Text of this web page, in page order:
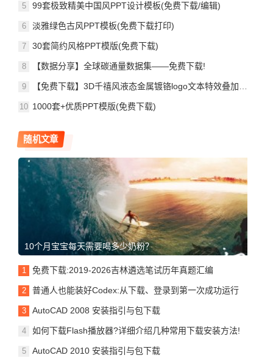
99套极致精美中国风PPT设计模板(免费下载/编辑)
淡雅绿色古风PPT模板(免费下载打印)
30套简约风格PPT模版(免费下载)
【数据分享】全球碳通量数据集——免费下载!
【免费下载】3D千禧风液态金属镀铬logo文本特效叠加PSD样机Y2K Chrome Text & Logo Effect
1000套+优质PPT模版(免费下载)
随机文章
10个月宝宝每天需要喝多少奶粉？
免费下载:2019-2026吉林遴选笔试历年真题汇编
普通人也能装好Codex:从下载、登录到第一次成功运行
AutoCAD 2008 安装指引与包下载
如何下载Flash播放器?详细介绍几种常用下载安装方法!
AutoCAD 2010 安装指引与包下载